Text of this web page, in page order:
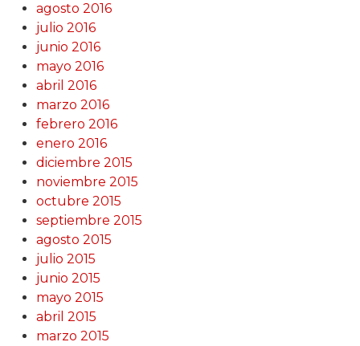
agosto 2016
julio 2016
junio 2016
mayo 2016
abril 2016
marzo 2016
febrero 2016
enero 2016
diciembre 2015
noviembre 2015
octubre 2015
septiembre 2015
agosto 2015
julio 2015
junio 2015
mayo 2015
abril 2015
marzo 2015